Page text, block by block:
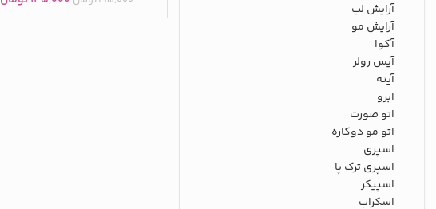
آرایش لب
آرایش مو
آکوا
آیس رولر
آینه
ابرو
اتو صورت
اتو مو دوکاره
اسپری
اسپری ترک پا
اسپیکر
اسکراب